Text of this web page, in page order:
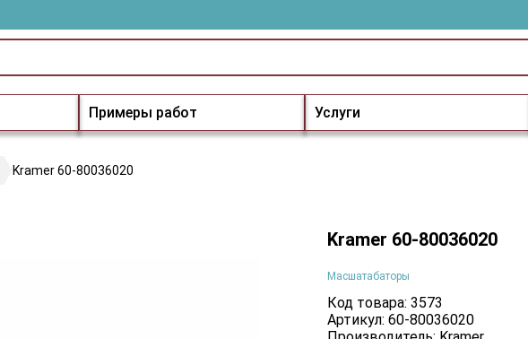
Примеры работ Услуги
Kramer 60-80036020
Kramer 60-80036020
Масшатабаторы
Код товара: 3573
Артикул: 60-80036020